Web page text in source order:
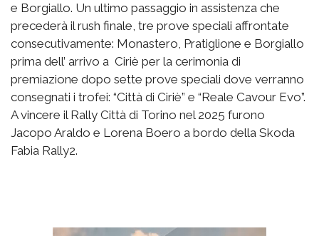
e Borgiallo. Un ultimo passaggio in assistenza che
precederà il rush finale, tre prove speciali affrontate
consecutivamente: Monastero, Pratiglione e Borgiallo
prima dell’ arrivo a Ciriè per la cerimonia di
premiazione dopo sette prove speciali dove verranno
consegnati i trofei: “Città di Ciriè” e “Reale Cavour Evo”.
A vincere il Rally Città di Torino nel 2025 furono
Jacopo Araldo e Lorena Boero a bordo della Skoda
Fabia Rally2.